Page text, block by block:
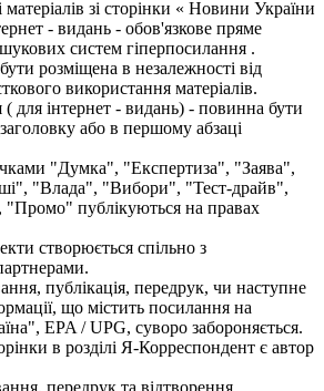
зі сторінки « Новини України
- видань - обов'язкове пряме
систем гіперпосилання .
розміщена в незалежності від
використання матеріалів.
( для інтернет - видань) - повинна бути
або в першому абзаці
"Думка", "Експертиза", "Заява",
"Влада", "Вибори", "Тест-драйв",
публікуються на правах
створюється спільно з
публікація, передрук, чи наступне
що містить посилання на
EPA / UPG, суворо забороняється.
в розділі Я-Корреспондент є автор
передрук та відтворення